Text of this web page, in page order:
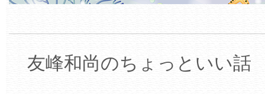
友峰和尚のちょっといい話